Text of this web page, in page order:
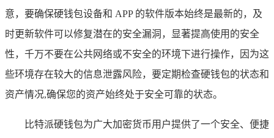
意，要确保硬钱包设备和 APP 的软件版本始终是最新的，及
时更新软件可以修复潜在的安全漏洞，显著提高使用的安全
性，千万不要在公共网络或不安全的环境下进行操作，因为这
些环境存在较大的信息泄露风险，要定期检查硬钱包的状态和
资产情况,确保您的资产始终处于安全可靠的状态。
比特派硬钱包为广大加密货币用户提供了一个安全、便捷